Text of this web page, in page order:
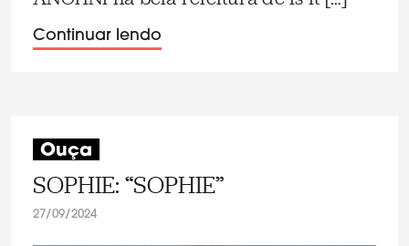
Continuar lendo
Ouça
SOPHIE: “SOPHIE”
27/09/2024